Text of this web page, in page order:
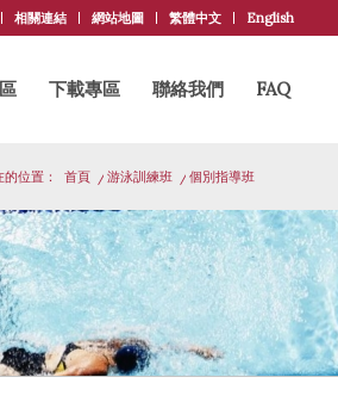
相關連結 網站地圖 繁體中文 English
下載專區 聯絡我們 FAQ
位置： 首頁 / 游泳訓練班 / 個別指導班